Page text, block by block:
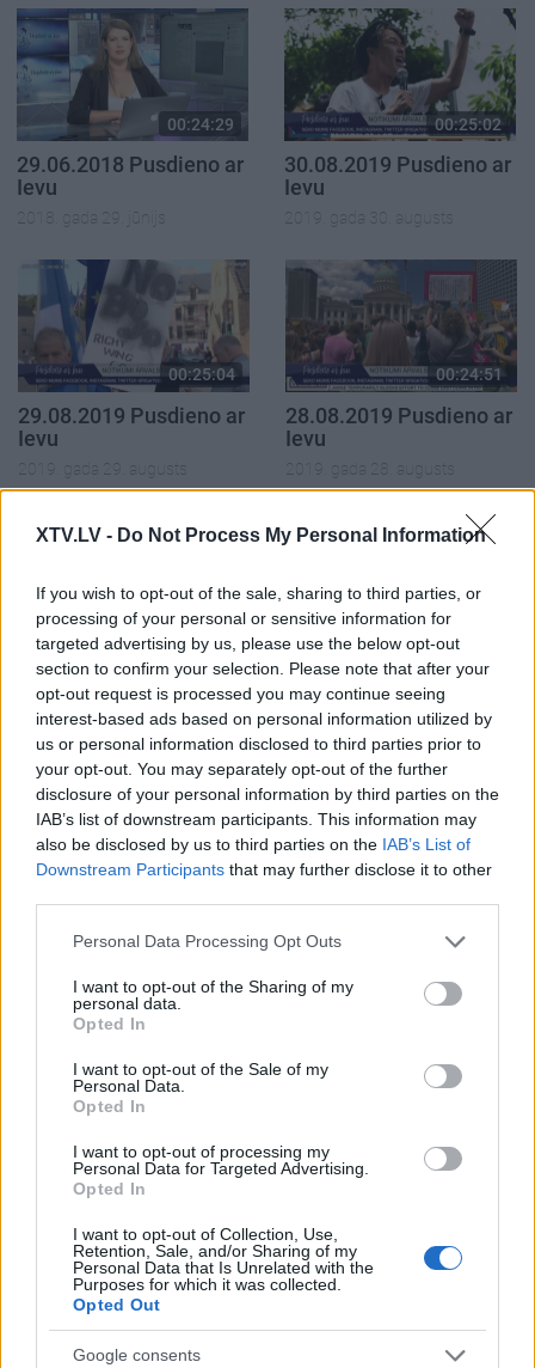
XTV.LV - Do Not Process My Personal Information
If you wish to opt-out of the sale, sharing to third parties, or
processing of your personal or sensitive information for
targeted advertising by us, please use the below opt-out
section to confirm your selection. Please note that after your
opt-out request is processed you may continue seeing
interest-based ads based on personal information utilized by
us or personal information disclosed to third parties prior to
your opt-out. You may separately opt-out of the further
disclosure of your personal information by third parties on the
IAB’s list of downstream participants. This information may
also be disclosed by us to third parties on the IAB’s List of
Downstream Participants that may further disclose it to other
Please note that this website/app uses one or more Google
not limited to your visit or usage behaviour. You may click to
grant or deny consent to Google and its third-party tags to
use your data for below specified purposes in below Google
consent section.
Personal Data Processing Opt Outs
I want to opt-out of the Sharing of my
personal data.
Opted In
I want to opt-out of the Sale of my
Personal Data.
Opted In
I want to opt-out of processing my
Personal Data for Targeted Advertising.
Opted In
I want to opt-out of Collection, Use,
Retention, Sale, and/or Sharing of my
Personal Data that Is Unrelated with the
Purposes for which it was collected.
Opted Out
Google consents
00:24:29
29.06.2018 Pusdieno ar
Ievu
2018. gada 29. jūnijs
00:25:02
30.08.2019 Pusdieno ar
Ievu
2019. gada 30. augusts
00:25:04
29.08.2019 Pusdieno ar
Ievu
2019. gada 29. augusts
00:24:51
28.08.2019 Pusdieno ar
Ievu
2019. gada 28. augusts
00:24:39
27.08.2019 Pusdieno ar
Ievu
2019. gada 27. augusts
Pievienot komentāru
Ivars Mauriņš
Nu, protams, ka viņi neir vainīgi. Tikai nevaru
saskatīt viņiem eņģelu spārniņus... Bet tos jau
prokurore laikam uz brīdi paslēpusi?
Valdis Panks
ar pliku paziņojumu, ka ir nevainīgs, pagalm
nepietiek, bet, ja parādīt savu taisnību ir par tievu
"zarna", ejam nosvērties! Piedevām, pelnot divi simti